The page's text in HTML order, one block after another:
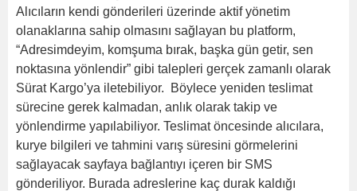
Alıcıların kendi gönderileri üzerinde aktif yönetim
olanaklarına sahip olmasını sağlayan bu platform,
“Adresimdeyim, komşuma bırak, başka gün getir, sen
noktasına yönlendir” gibi talepleri gerçek zamanlı olarak
Sürat Kargo’ya iletebiliyor. Böylece yeniden teslimat
sürecine gerek kalmadan, anlık olarak takip ve
yönlendirme yapılabiliyor. Teslimat öncesinde alıcılara,
kurye bilgileri ve tahmini varış süresini görmelerini
sağlayacak sayfaya bağlantıyı içeren bir SMS
gönderiliyor. Burada adreslerine kaç durak kaldığı